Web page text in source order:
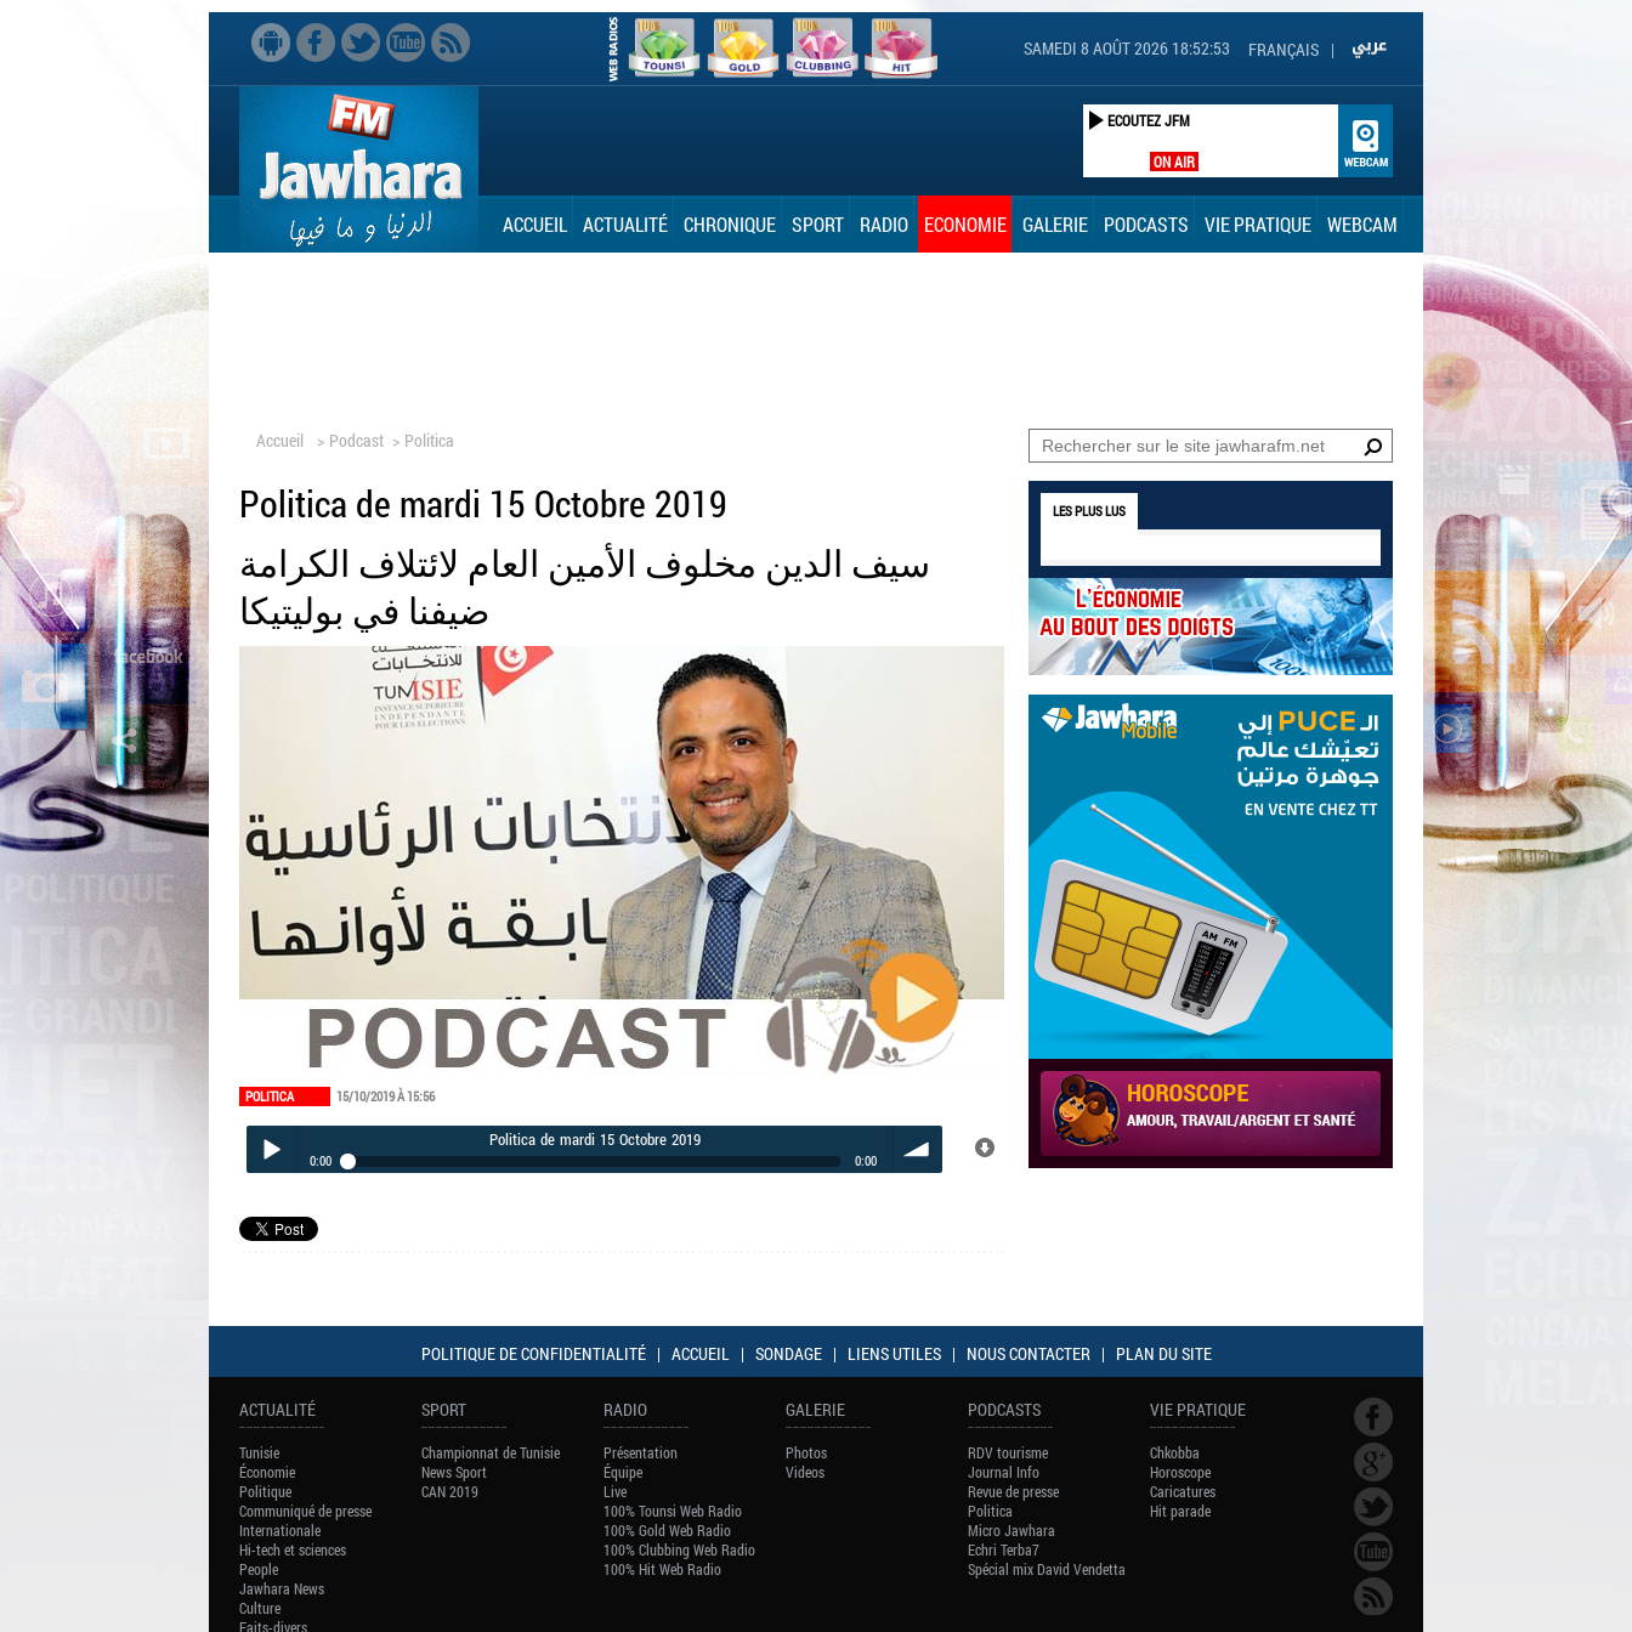
FRANÇAIS |
SAMEDI 8 AOÛT 2026 18:52:54
ON AIR
ECOUTEZ JFM
ACCUEIL ACTUALITÉ CHRONIQUE SPORT RADIO ECONOMIE GALERIE PODCASTS VIE PRATIQUE WEBCAM
Accueil > Podcast > Politica
Politica de mardi 15 Octobre 2019
سيف الدين مخلوف الأمين العام لائتلاف الكرامة
ضيفنا في بوليتيكا
POLITICA 15/10/2019 À 15:56
Play /
pause
Politica de mardi 15 Octobre 2019
0:00 0:00
LES PLUS LUS
POLITIQUE DE CONFIDENTIALITÉ | ACCUEIL | SONDAGE | LIENS UTILES | NOUS CONTACTER | PLAN DU SITE
ACTUALITÉ
Tunisie
Économie
Politique
Communiqué de presse
Internationale
Hi-tech et sciences
People
Jawhara News
Culture
Faits-divers
SPORT
Championnat de Tunisie
News Sport
CAN 2019
RADIO
Présentation
Équipe
Live
100% Tounsi Web Radio
100% Gold Web Radio
100% Clubbing Web Radio
100% Hit Web Radio
GALERIE
Photos
Videos
PODCASTS
RDV tourisme
Journal Info
Revue de presse
Politica
Micro Jawhara
Echri Terba7
Spécial mix David Vendetta
VIE PRATIQUE
Chkobba
Horoscope
Caricatures
Hit parade